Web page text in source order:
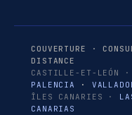
COUVERTURE ·
DISTANCE
CASTILLE-ET-LEÓN ·
PALENCIA
·
ÎLES CANARIES ·
CANARIAS